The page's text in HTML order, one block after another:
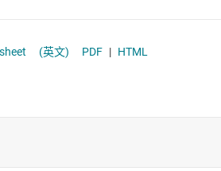
datasheet (英文) PDF | HTML